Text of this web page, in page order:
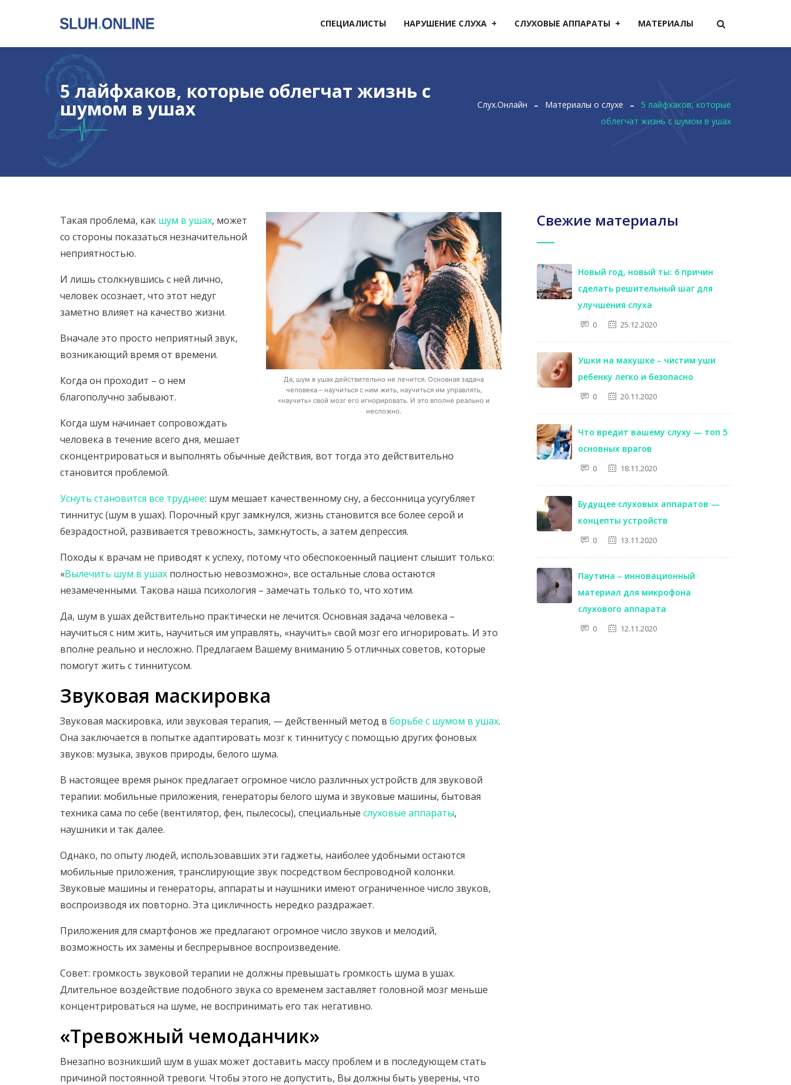
СПЕЦИАЛИСТЫ НАРУШЕНИЕ СЛУХА СЛУХОВЫЕ АППАРАТЫ МАТЕРИАЛЫ
5 лайфхаков, которые облегчат жизнь с
шумом в ушах Слух.Онлайн Материалы о слухе
5 лайфхаков, которые
облегчат жизнь с шумом в ушах
Да, шум в ушах действительно не лечится. Основная задача
человека – научиться с ним жить, научиться им управлять,
«научить» свой мозг его игнорировать. И это вполне реально и
несложно.
Такая проблема, как шум в ушах, может
со стороны показаться незначительной
неприятностью.
И лишь столкнувшись с ней лично,
человек осознает, что этот недуг
заметно влияет на качество жизни.
Вначале это просто неприятный звук,
возникающий время от времени.
Когда он проходит – о нем
благополучно забывают.
Когда шум начинает сопровождать
человека в течение всего дня, мешает
сконцентрироваться и выполнять обычные действия, вот тогда это действительно
становится проблемой.
Уснуть становится все труднее: шум мешает качественному сну, а бессонница усугубляет
тиннитус (шум в ушах). Порочный круг замкнулся, жизнь становится все более серой и
безрадостной, развивается тревожность, замкнутость, а затем депрессия.
Походы к врачам не приводят к успеху, потому что обеспокоенный пациент слышит только:
«Вылечить шум в ушах полностью невозможно», все остальные слова остаются
незамеченными. Такова наша психология – замечать только то, что хотим.
Да, шум в ушах действительно практически не лечится. Основная задача человека –
научиться с ним жить, научиться им управлять, «научить» свой мозг его игнорировать. И это
вполне реально и несложно. Предлагаем Вашему вниманию 5 отличных советов, которые
помогут жить с тиннитусом.
Звуковая маскировка
Звуковая маскировка, или звуковая терапия, — действенный метод в борьбе с шумом в ушах.
Она заключается в попытке адаптировать мозг к тиннитусу с помощью других фоновых
звуков: музыка, звуков природы, белого шума.
В настоящее время рынок предлагает огромное число различных устройств для звуковой
терапии: мобильные приложения, генераторы белого шума и звуковые машины, бытовая
техника сама по себе (вентилятор, фен, пылесосы), специальные слуховые аппараты,
наушники и так далее.
Однако, по опыту людей, использовавших эти гаджеты, наиболее удобными остаются
мобильные приложения, транслирующие звук посредством беспроводной колонки.
Звуковые машины и генераторы, аппараты и наушники имеют ограниченное число звуков,
воспроизводя их повторно. Эта цикличность нередко раздражает.
Приложения для смартфонов же предлагают огромное число звуков и мелодий,
возможность их замены и беспрерывное воспроизведение.
Совет: громкость звуковой терапии не должны превышать громкость шума в ушах.
Длительное воздействие подобного звука со временем заставляет головной мозг меньше
концентрироваться на шуме, не воспринимать его так негативно.
«Тревожный чемоданчик»
Внезапно возникший шум в ушах может доставить массу проблем и в последующем стать
причиной постоянной тревоги. Чтобы этого не допустить, Вы должны быть уверены, что
Свежие материалы
Новый год, новый ты: 6 причин
сделать решительный шаг для
улучшения слуха
0 25.12.2020
Ушки на макушке – чистим уши
ребенку легко и безопасно
0 20.11.2020
Что вредит вашему слуху — топ 5
основных врагов
0 18.11.2020
Будущее слуховых аппаратов —
концепты устройств
0 13.11.2020
Паутина – инновационный
материал для микрофона
слухового аппарата
0 12.11.2020